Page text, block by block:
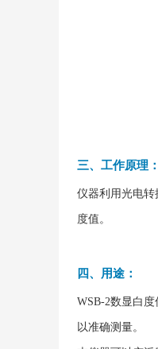
三、工作原理：
仪器利用光电
度值。
四、用途：
WSB-2数显白
以准确测量。